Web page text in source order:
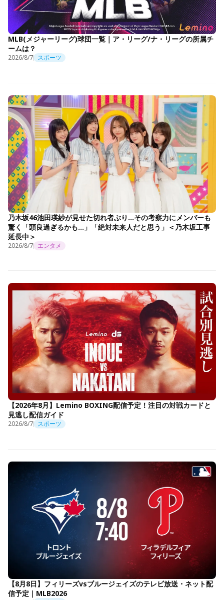
MLB(メジャーリーグ)球団一覧｜ア・リーグ/ナ・リーグの所属チ
ームは？
2026/8/7 スポーツ
乃木坂46池田瑛紗が見せた切れ者ぶり…その考察力にメンバーも
驚く「頭良過ぎるかも…」「絶対未来人だと思う」＜乃木坂工事
延長中＞
2026/8/7 エンタメ
【2026年8月】Lemino BOXING配信予定！注目の対戦カードと
見逃し配信ガイド
2026/8/7 スポーツ
【8月8日】フィリーズvsブルージェイズのテレビ放送・ネット配
信予定｜MLB2026